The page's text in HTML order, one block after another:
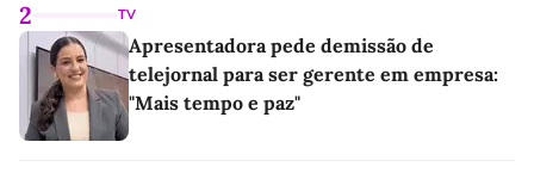
2 TV
Apresentadora pede demissão de
telejornal para ser gerente em empresa:
"Mais tempo e paz"